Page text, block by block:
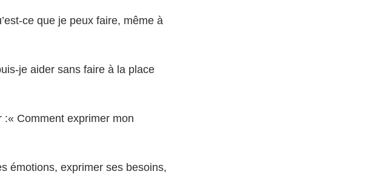
ce que je peux faire, même à
je aider sans faire à la place
Comment exprimer mon
émotions, exprimer ses besoins,